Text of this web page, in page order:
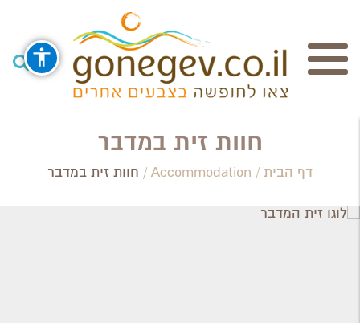
חיפוש
Search Category / Business
Region / Settlement
חוות זית במדבר
דף הבית /
Accommodation
/ חוות זית במדבר